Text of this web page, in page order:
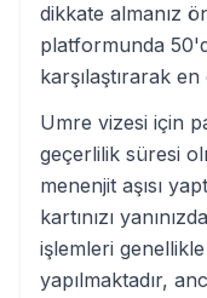
dikkate almanız
platformunda
karşılaştırarak
Umre vizesi için
geçerlilik süresi
menenjit aşısı
kartınızı
işlemleri
yapılmaktadır,